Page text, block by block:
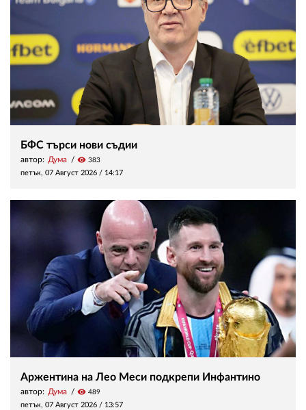
БФС търси нови съдии
автор: Дума visibility 383
петък, 07 Август 2026 / 14:17
Аржентина на Лео Меси подкрепи Инфантино
автор: Дума visibility 489
петък, 07 Август 2026 / 13:57